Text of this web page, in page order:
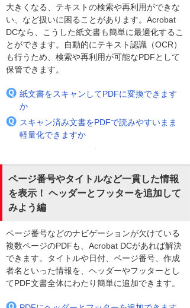
大きくなる、テキストの検索や再利用ができな
い、など扱いに困ることがあります。Acrobat
DCなら、こうした紙文書も簡単に最適化するこ
とができます。自動的にテキスト認識（OCR）
も行うため、検索や再利用が可能なPDFとして
保管できます。
紙文書をスキャンしてPDFに変換できます
か
スキャン済み文書をPDFで読みやすいまま
軽量化できますか
ページ番号やタイトルなど一貫した情報
を表示！ ヘッダーとフッターを追加して
みよう編
ページ番号などのナビゲーションが欠けている
複数ページのPDFも、Acrobat DCがあれば解決
できます。タイトルや日付、ページ番号、作成
者名といった情報を、ヘッダーやフッターとし
てPDF文書全体にわたり簡単に追加できます。